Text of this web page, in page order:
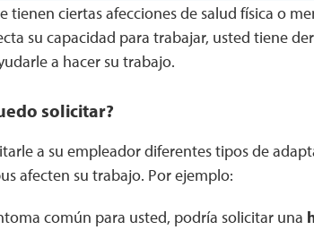
tienen ciertas afecciones de salud física o
su capacidad para trabajar, usted tiene
a hacer su trabajo.
solicitar?
a su empleador diferentes tipos de
afecten su trabajo. Por ejemplo:
común para usted, podría solicitar una